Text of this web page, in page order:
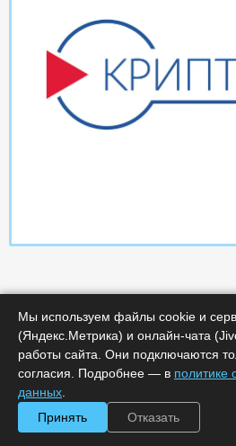
Характеристики
Минимальное
0000-365534
Мы используем файлы cookie и
(Яндекс.Метрика) и онлайн-чата
работы сайта. Они подключаются
согласия. Подробнее — в политике
данных
Принять
Отказать